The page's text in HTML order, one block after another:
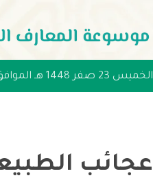
الخميس 23 صفر 1448 هـ الموافق 6 أغسطس 2026 مـ
عجائب